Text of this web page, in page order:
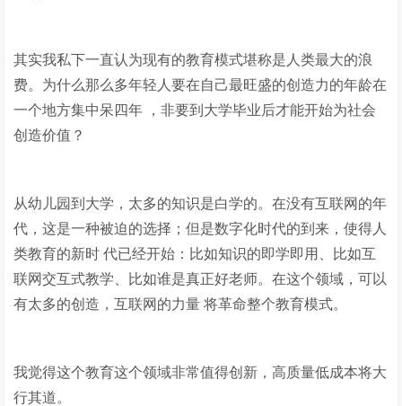
其实我私下一直认为现有的教育模式堪称是人类最大的浪
费。为什么那么多年轻人要在自己最旺盛的创造力的年龄在
一个地方集中呆四年 ，非要到大学毕业后才能开始为社会
创造价值？
从幼儿园到大学，太多的知识是白学的。在没有互联网的年
代，这是一种被迫的选择；但是数字化时代的到来，使得人
类教育的新时 代已经开始：比如知识的即学即用、比如互
联网交互式教学、比如谁是真正好老师。在这个领域，可以
有太多的创造，互联网的力量 将革命整个教育模式。
我觉得这个教育这个领域非常值得创新，高质量低成本将大
行其道。